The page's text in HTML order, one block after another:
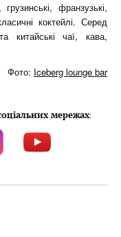
франзузькі,
коктейлі. Серед
китайські чаї, кава,
Фото: Iceberg lounge bar
мережах: